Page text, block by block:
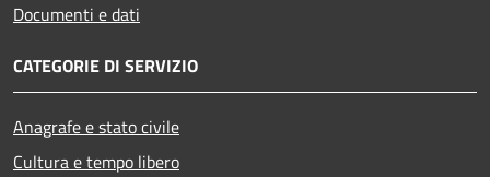
Documenti e dati
CATEGORIE DI SERVIZIO
Anagrafe e stato civile
Cultura e tempo libero